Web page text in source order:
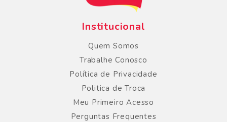
Institucional
Quem Somos
Trabalhe Conosco
Política de Privacidade
Politica de Troca
Meu Primeiro Acesso
Perguntas Frequentes